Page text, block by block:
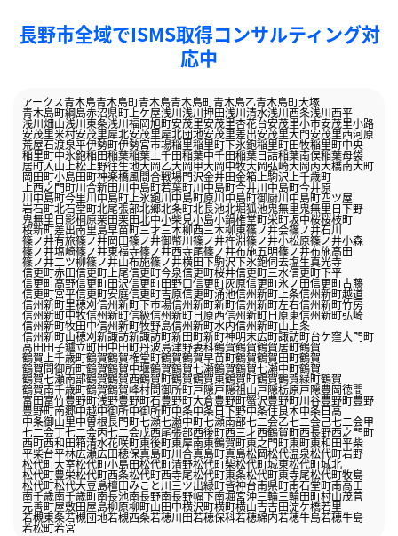
長野市全域でISMS取得コンサルティング対
応中
アークス青木島青木島町青木島青木島町青木島乙青木島町大塚
青木島町綱島赤沼県町 上ケ屋浅川浅川押田浅川清水浅川西条浅川西平
浅川畑山浅川東条浅川福岡旭町安茂里安茂里杏花台安茂里小市安茂里小路
安茂里米村安茂里犀北安茂里犀北団地安茂里差出安茂里大門安茂里西河原
荒屋石渡泉平伊勢町伊勢宮市場稲里稲里町下氷鉋稲里町田牧稲里町中央
稲里町中氷鉋稲田稲葉稲葉上千田稲葉中千田稲葉日詰稲葉南俣稲葉母袋
居町入山 上松上野往生地大岡乙大岡甲大岡中牧大岡弘崎大岡丙大橋南大町
岡田町小島田町神楽橋風間合戦場門沢金井田金箱上駒沢上千歳町
上西之門町川合新田川中島町若葉町川中島町今井川中島町今井原
川中島町今里川中島町上氷鉋川中島町原川中島町御厨川中島町四ツ屋
岩石町北石堂町北尾張部北郷北条町北長池北堀狐池鬼無里鬼無里日下野
鬼無里日影桐原栗田栗田北中小柴見小島小鍋権堂町栄町坂中桜桜枝町
桜新町差出南里島早苗町三才三本柳西三本柳東篠ノ井会篠ノ井石川
篠ノ井有旅篠ノ井岡田篠ノ井御幣川篠ノ井杵淵篠ノ井小松原篠ノ井小森
篠ノ井塩崎篠ノ井東福寺篠ノ井西寺尾篠ノ井布施五明篠ノ井布施高田
篠ノ井二ツ柳篠ノ井山布施篠ノ井横田下駒沢下氷鉋伺去塩生真光寺
信更町赤田信更町上尾信更町今泉信更町桜井信更町三水信更町下平
信更町高野信更町田沢信更町田野口信更町灰原信更町氷ノ田信更町古藤
信更町宮平信更町安庭信更町吉原信更町涌池信州新町上条信州新町越道
信州新町里穂刈信州新町下市場信州新町新町信州新町左右信州新町竹房
信州新町中牧信州新町信級信州新町日原西信州新町日原東信州新町弘崎
信州新町牧田中信州新町牧野島信州新町水内信州新町山上条
信州新町山穂刈新諏訪新諏訪町新田町新町神明末広町諏訪町台ケ窪大門町
高田田子鑪立町田中田町丹波島津野妻科鶴賀鶴賀鶴賀居町鶴賀
鶴賀上千歳町鶴賀鶴賀権堂町鶴賀鶴賀早苗町鶴賀鶴賀田町鶴賀
鶴賀問御所町鶴賀鶴賀中堰鶴賀鶴賀七瀬鶴賀鶴賀七瀬中町鶴賀
鶴賀七瀬南部鶴賀鶴賀西鶴賀町鶴賀鶴賀東鶴賀町鶴賀鶴賀緑町鶴賀
鶴賀南千歳町鶴賀鶴賀峰村問御所町戸隠戸隠祖山戸隠栃原戸隠豊岡徳間
富田富竹豊野町浅野豊野町石豊野町大倉豊野町蟹沢豊野町川谷豊野町豊野
豊野町南郷中越中御所中御所町中条中条日下野中条住良木中条日高
中条御山里中曽根長門町七瀬七瀬中町七瀬南部七二会乙七二会己七二会甲
七二会丁七二会丙七二会戊西尾張部西後町西三才西鶴賀町西長野西之門町
西町西和田箱清水花咲町東後町東犀南東鶴賀町東之門町東町東和田平柴
平柴台平林広瀬広田穂保真島町川合真島町真島松岡松代温泉松代町岩野
松代町大室松代町小島田松代町清野松代町柴松代町城東松代町城北
松代町豊栄松代町西条松代町西寺尾松代町東条松代町東寺尾松代町牧島
松代町松代大豆島檀田みこと川三ツ出緑町皆神台南県町南石堂町南高田
南千歳南千歳町南長池南長野南長野幅下南堀宮沖三輪三輪田町村山茂菅
元善町屋敷田屋島柳原柳町山田中横沢町横町横山吉吉田淀ケ橋若里
若槻東条若槻団地若槻西条若穂川田若穂保科若穂綿内若穂牛島若穂牛島
若松町若宮